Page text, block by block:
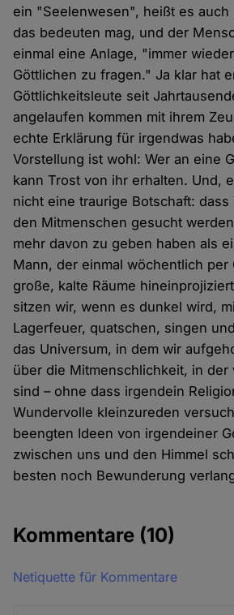
ein "Seelenwesen", heißt es auch
das bedeuten mag, und der
einmal eine Anlage, "immer
Göttlichen zu fragen." Ja klar hat
Göttlichkeitsleute seit
angelaufen kommen mit ihrem
echte Erklärung für irgendwas
Vorstellung ist wohl: Wer an eine
kann Trost von ihr erhalten. Und,
nicht eine traurige Botschaft:
den Mitmenschen gesucht
mehr davon zu geben haben als
Mann, der einmal wöchentlich per
große, kalte Räume
sitzen wir, wenn es dunkel wird,
Lagerfeuer, quatschen, singen
das Universum, in dem wir
über die Mitmenschlichkeit, in der
sind – ohne dass irgendein
Wundervolle kleinzureden
beengten Ideen von irgendeiner
zwischen uns und den Himmel
besten noch Bewunderung
Kommentare (10)
Netiquette für Kommentare